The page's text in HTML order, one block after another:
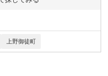
上野御徒町